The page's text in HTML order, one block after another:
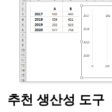
추천 생산성 도구